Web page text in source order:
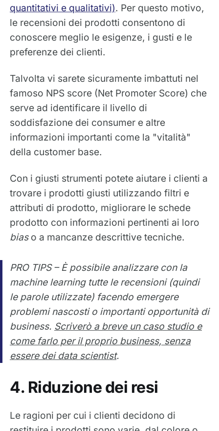
quantitativi e qualitativi). Per questo motivo,
le recensioni dei prodotti consentono di
conoscere meglio le esigenze, i gusti e le
preferenze dei clienti.
Talvolta vi sarete sicuramente imbattuti nel
famoso NPS score (Net Promoter Score) che
serve ad identificare il livello di
soddisfazione dei consumer e altre
informazioni importanti come la "vitalità"
della customer base.
Con i giusti strumenti potete aiutare i clienti a
trovare i prodotti giusti utilizzando filtri e
attributi di prodotto, migliorare le schede
prodotto con informazioni pertinenti ai loro
biaso a mancanze descrittive tecniche.
PRO TIPS – È possibile analizzare con la
machine learningtutte le recensioni (quindi
le parole utilizzate) facendo emergere
problemi nascosti o importanti opportunità di
business. Scriverò a breve un caso studio e
come farlo per il proprio business, senza
essere dei data scientist.
4. Riduzione dei resi
Le ragioni per cui i clienti decidono di